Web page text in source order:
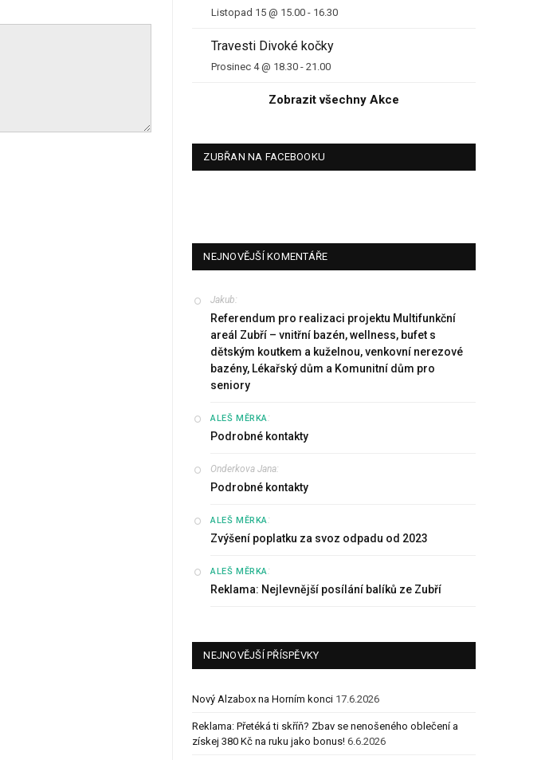
Listopad 15 @ 15.00 - 16.30
Travesti Divoké kočky
Prosinec 4 @ 18.30 -21.00
Zobrazit všechny Akce
ZUBŘAN NA FACEBOOKU
NEJNOVĚJŠÍ KOMENTÁŘE
Jakub:
Referendum pro realizaci projektu Multifunkční
areál Zubří – vnitřní bazén, wellness, bufet s
dětským koutkem a kuželnou, venkovní nerezové
bazény, Lékařský dům a Komunitní dům pro
seniory
ALEŠ MĚRKA:
Podrobné kontakty
Onderkova Jana:
Podrobné kontakty
ALEŠ MĚRKA:
Zvýšení poplatku za svoz odpadu od 2023
ALEŠ MĚRKA:
Reklama: Nejlevnější posílání balíků ze Zubří
NEJNOVĚJŠÍ PŘÍSPĚVKY
Nový Alzabox na Horním konci 17.6.2026
Reklama: Přetéká ti skříň? Zbav se nenošeného oblečení a
získej 380 Kč na ruku jako bonus! 6.6.2026